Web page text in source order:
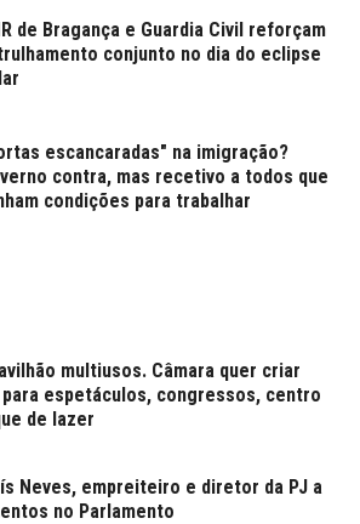
de Bragança e Guardia Civil reforçam
conjunto no dia do eclipse
escancaradas" na imigração?
contra, mas recetivo a todos que
condições para trabalhar
multiusos. Câmara quer criar
espetáculos, congressos, centro
de lazer
Neves, empreiteiro e diretor da PJ a
no Parlamento